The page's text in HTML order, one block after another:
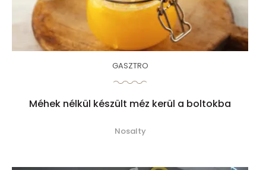
GASZTRO
Méhek nélkül készült méz kerül a boltokba
Nosalty